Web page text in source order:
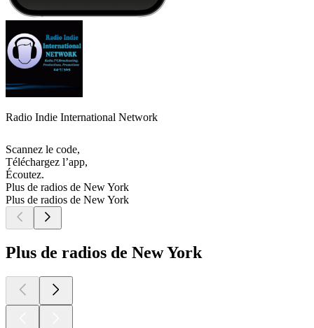
Radio Indie International Network
Scannez le code,
Téléchargez l’app,
Écoutez.
Plus de radios de New York
Plus de radios de New York
Plus de radios de New York